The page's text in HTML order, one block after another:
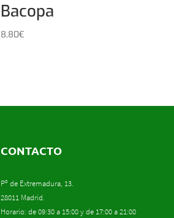
Bacopa
8,80€
CONTACTO
Pº de Extremadura, 13.
28011 Madrid.
Horario: de 09:30 a 15:00 y de 17:00 a 21:00